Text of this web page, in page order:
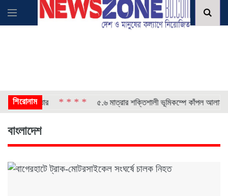
শিরোনাম
গ্রেপ্তার * * * * ৫.৬ মাত্রার শক্তিশালী ভূমিকম্পে কাঁপল আলাস্কা *
বাংলাদেশ